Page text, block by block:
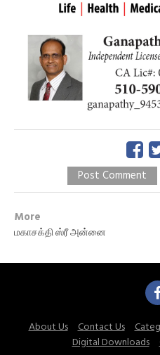
Post Comment
More
மகாசக்தி ஸ்ரீ அன்னை
About Us Contact Us
Digital Downloads